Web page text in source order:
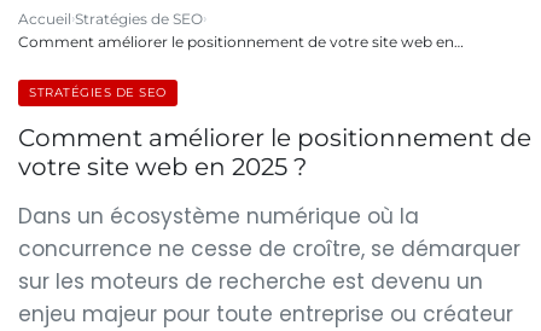
Accueil Stratégies de SEO
Comment améliorer le positionnement de votre site web en…
STRATÉGIES DE SEO
Comment améliorer le positionnement de
votre site web en 2025 ?
Dans un écosystème numérique où la
concurrence ne cesse de croître, se démarquer
sur les moteurs de recherche est devenu un
enjeu majeur pour toute entreprise ou créateur